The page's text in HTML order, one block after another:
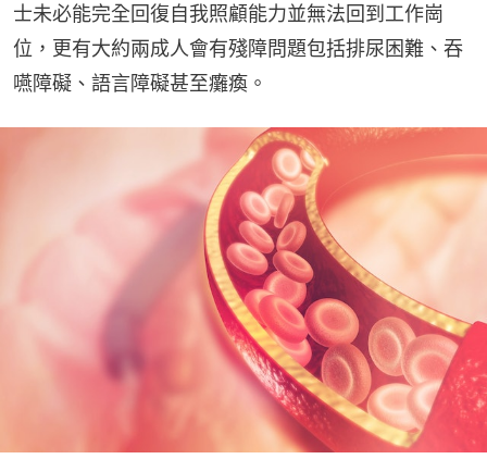
士未必能完全回復自我照顧能力並無法回到工作崗
位，更有大約兩成人會有殘障問題包括排尿困難、吞
嚥障礙、語言障礙甚至癱瘓。